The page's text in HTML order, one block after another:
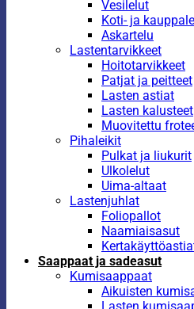
Vesilelut
Koti- ja
Askartelu
Lastentarvikkeet
Hoitotarvikkeet
Patjat ja peitteet
Lasten astiat
Lasten kalusteet
Muovitettu
Pihaleikit
Pulkat ja liukurit
Ulkolelut
Uima-altaat
Lastenjuhlat
Foliopallot
Naamiaisasut
Saappaat ja sadeasut
Kumisaappaat
Aikuisten